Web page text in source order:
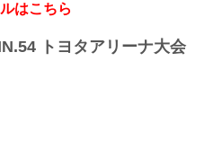
はこちら
トヨタアリーナ大会